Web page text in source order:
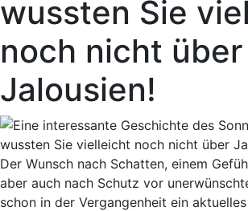
wussten Sie
noch nicht über
Jalousien!
Der Wunsch nach Schatten, einem
aber auch nach Schutz vor
schon in der Vergangenheit ein